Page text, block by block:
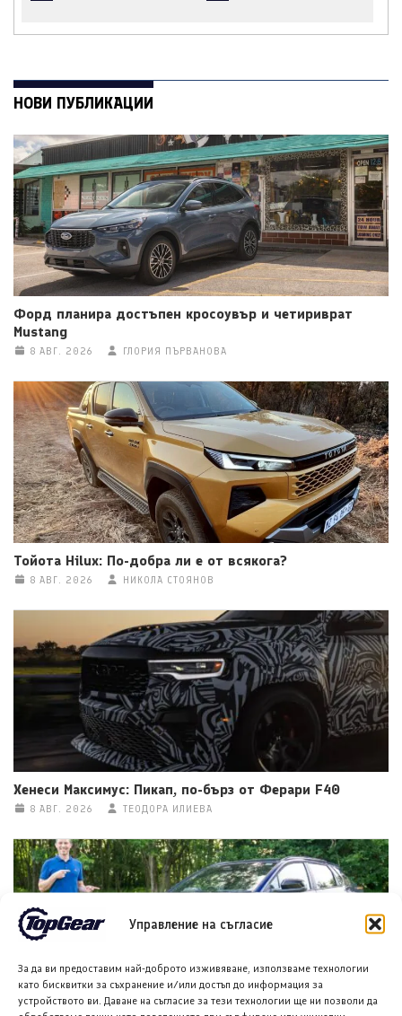
Управление на съгласие
За да ви предоставим най-доброто изживяване, използваме технологии
като бисквитки за съхранение и/или достъп до информация за
устройството ви. Даване на съгласие за тези технологии ще ни позволи да
НОВИ ПУБЛИКАЦИИ
Форд планира достъпен кросоувър и четириврат
Mustang
8 АВГ. 2026 ГЛОРИЯ ПЪРВАНОВА
Тойота Hilux: По-добра ли е от всякога?
8 АВГ. 2026 НИКОЛА СТОЯНОВ
Хенеси Максимус: Пикап, по-бърз от Ферари F40
8 АВГ. 2026 ТЕОДОРА ИЛИЕВА